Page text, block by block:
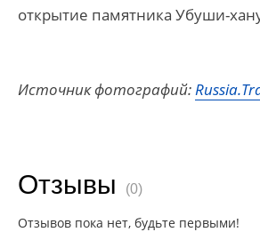
открытие памятника Убуши-
Источник фотографий:
Отзывы (0)
Отзывов пока нет, будьте первыми!